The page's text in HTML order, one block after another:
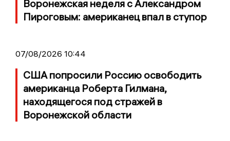
Воронежская неделя с Александром
Пироговым: американец впал в ступор
07/08/2026 10:44
США попросили Россию освободить
американца Роберта Гилмана,
находящегося под стражей в
Воронежской области